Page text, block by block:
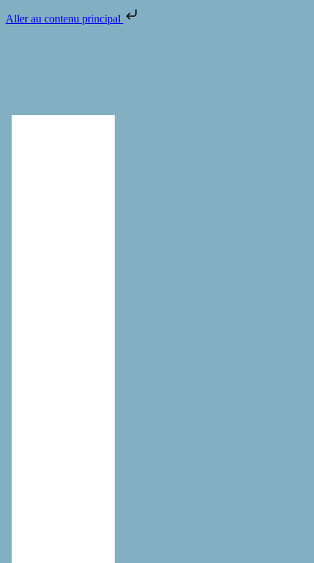
Aller au contenu principal